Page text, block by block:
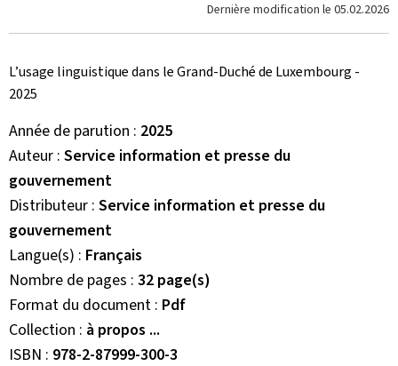
Dernière modification le 05.02.2026
L’usage linguistique dans le Grand-Duché de Luxembourg -
2025
Année de parution 2025
Auteur Service information et presse du
gouvernement
Distributeur Service information et presse du
gouvernement
Langue(s) Français
Nombre de pages 32 page(s)
Format du document Pdf
Collection à propos ...
ISBN 978-2-87999-300-3